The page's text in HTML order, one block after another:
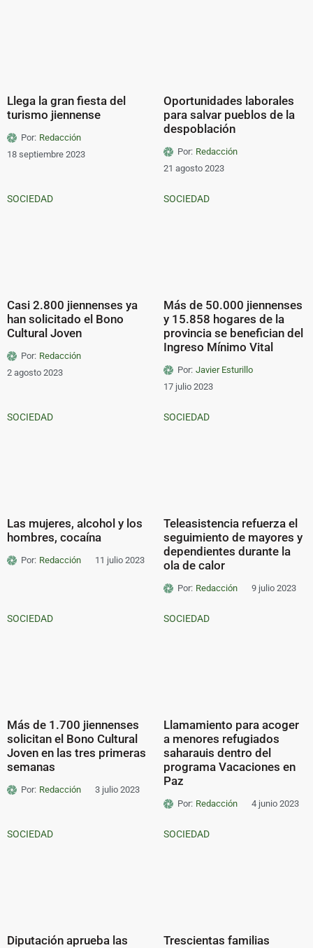
Llega la gran fiesta del
turismo jiennense
Por: Redacción
18 septiembre 2023
Oportunidades laborales
para salvar pueblos de la
despoblación
Por: Redacción
21 agosto 2023
SOCIEDAD
Casi 2.800 jiennenses ya
han solicitado el Bono
Cultural Joven
Por: Redacción
2 agosto 2023
SOCIEDAD
Más de 50.000 jiennenses
y 15.858 hogares de la
provincia se benefician del
Ingreso Mínimo Vital
Por: Javier Esturillo
17 julio 2023
SOCIEDAD
Las mujeres, alcohol y los
hombres, cocaína
Por: Redacción 11 julio 2023
SOCIEDAD
Teleasistencia refuerza el
seguimiento de mayores y
dependientes durante la
ola de calor
Por: Redacción 9 julio 2023
SOCIEDAD
Más de 1.700 jiennenses
solicitan el Bono Cultural
Joven en las tres primeras
semanas
Por: Redacción 3 julio 2023
SOCIEDAD
Llamamiento para acoger
a menores refugiados
saharauis dentro del
programa Vacaciones en
Paz
Por: Redacción 4 junio 2023
SOCIEDAD
Diputación aprueba las
SOCIEDAD
Trescientas familias